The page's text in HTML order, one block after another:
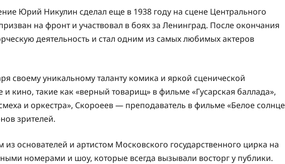
Юрий Никулин сделал еще в 1938 году на сцене Центрального
на фронт и участвовал в боях за Ленинград. После окончания
деятельность и стал одним из самых любимых актеров
своему уникальному таланту комика и яркой сценической
и кино, такие как «верный товарищ» в фильме «Гусарская баллада»,
и оркестра», Скороеев — преподаватель в фильме «Белое солнце
зрителей.
основателей и артистом Московского государственного цирка на
номерами и шоу, которые всегда вызывали восторг у публики.